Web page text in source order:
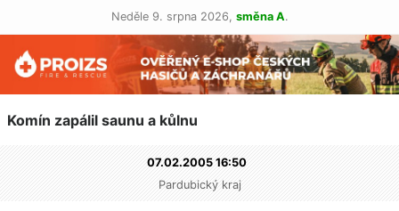
Neděle 9. srpna 2026, směna A.
Komín zapálil saunu a kůlnu
07.02.2005 16:50
Pardubický kraj